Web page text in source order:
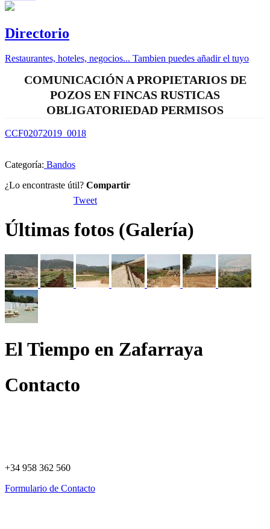
Directorio
Restaurantes, hoteles, negocios... Tambien puedes añadir el tuyo
COMUNICACIÓN A PROPIETARIOS DE
POZOS EN FINCAS RUSTICAS
OBLIGATORIEDAD PERMISOS
CCF02072019_0018
Categoría: Bandos
¿Lo encontraste útil? Compartir
Tweet
Últimas fotos (Galería)
El Tiempo en Zafarraya
Contacto
+34 958 362 560
Formulario de Contacto